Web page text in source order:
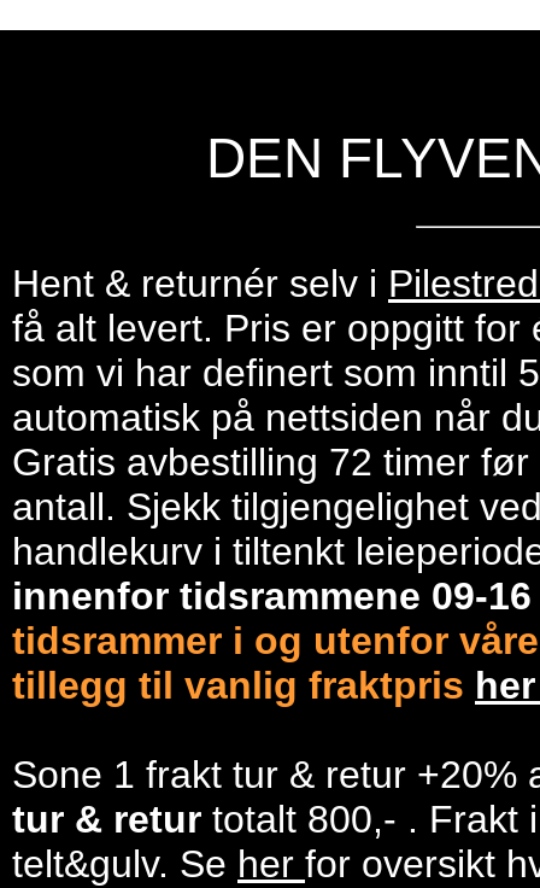
DEN
Hent & returnér selv i
få alt levert. Pris er oppgitt
som vi har definert som inntil
automatisk på nettsiden når
Gratis avbestilling 72 timer
antall. Sjekk tilgjengelighet
handlekurv i tiltenkt
innenfor tidsrammene 09-
tidsrammer i og utenfor
tillegg til vanlig fraktpris
Sone 1 frakt tur & retur +20%
tur & retur totalt 800,- . Frakt
telt&gulv. Se her for oversikt